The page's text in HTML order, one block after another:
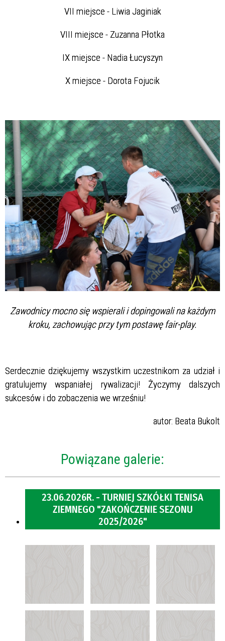
VII miejsce - Liwia Jaginiak
VIII miejsce - Zuzanna Płotka
IX miejsce - Nadia Łucyszyn
X miejsce - Dorota Fojucik
Zawodnicy mocno się wspierali i dopingowali na każdym
kroku, zachowując przy tym postawę fair-play.
Serdecznie dziękujemy wszystkim uczestnikom za udział i
gratulujemy wspaniałej rywalizacji! Życzymy dalszych
sukcesów i do zobaczenia we wrześniu!
autor: Beata Bukolt
Powiązane galerie:
23.06.2026R. - TURNIEJ SZKÓŁKI TENISA
ZIEMNEGO "ZAKOŃCZENIE SEZONU
2025/2026"